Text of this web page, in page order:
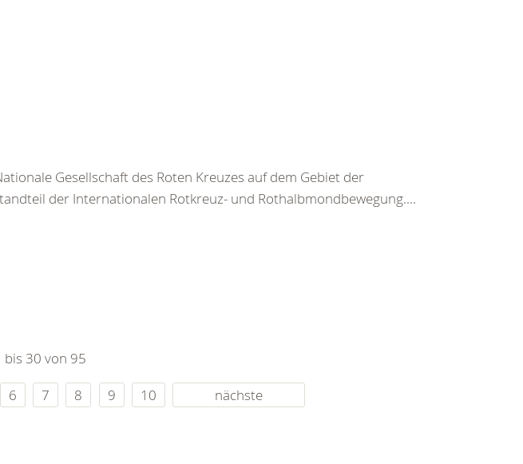
Gesellschaft des Roten Kreuzes auf dem Gebiet der
der Internationalen Rotkreuz- und Rothalbmondbewegung....
bis 30 von 95
6 7 8 9 10 nächste